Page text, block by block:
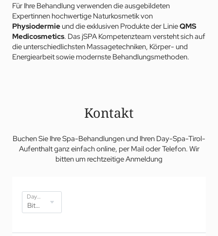
Für Ihre Behandlung verwenden die ausgebildeten
Expertinnen hochwertige Naturkosmetik von
Physiodermie und die exklusiven Produkte der LinieQMS
Medicosmetics. Das jSPA Kompetenzteam versteht sich auf
die unterschiedlichsten Massagetechniken, Körper- und
Energiearbeit sowie modernste Behandlungsmethoden.
Kontakt
Buchen Sie Ihre Spa-Behandlungen und Ihren Day-Spa-Tirol-
Aufenthalt ganz einfach online, per Mail oder Telefon. Wir
bitten um rechtzeitige Anmeldung
Day-Spa-Angebote*